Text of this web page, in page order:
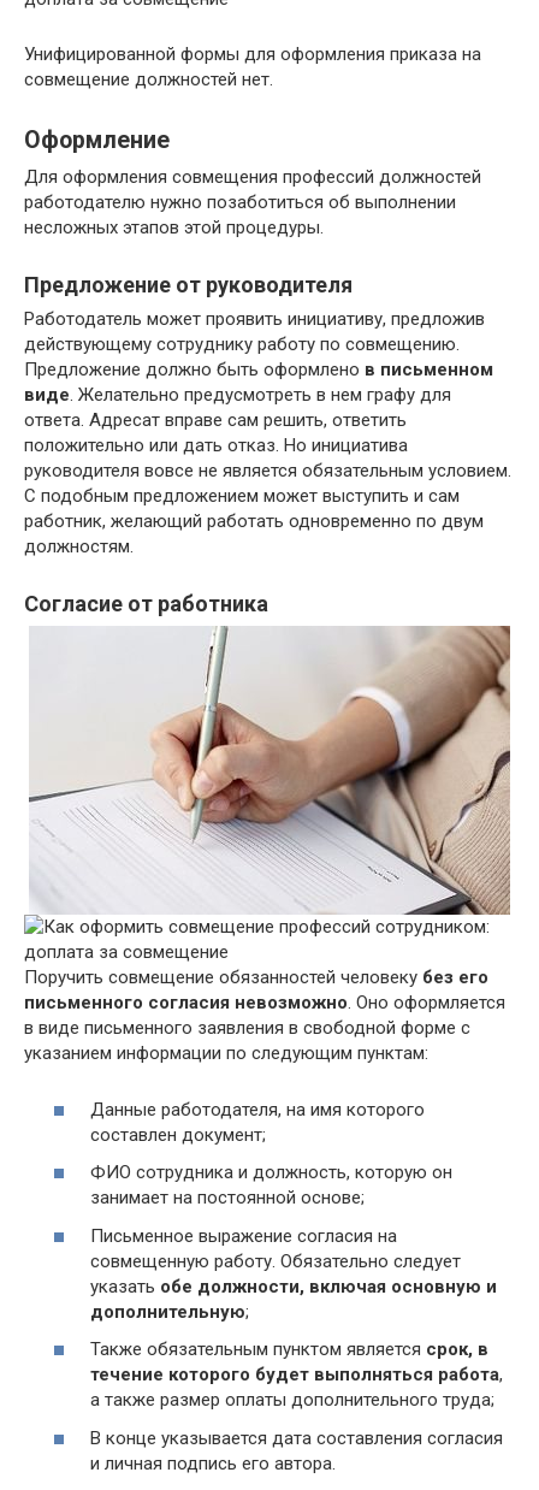
Унифицированной формы для оформления приказа на
совмещение должностей нет.
Оформление
Для оформления совмещения профессий должностей
работодателю нужно позаботиться об выполнении
несложных этапов этой процедуры.
Предложение от руководителя
Работодатель может проявить инициативу, предложив
действующему сотруднику работу по совмещению.
Предложение должно быть оформлено в письменном
виде. Желательно предусмотреть в нем графу для
ответа. Адресат вправе сам решить, ответить
положительно или дать отказ. Но инициатива
руководителя вовсе не является обязательным условием.
С подобным предложением может выступить и сам
работник, желающий работать одновременно по двум
должностям.
Согласие от работника
Поручить совмещение обязанностей человеку без его
письменного согласия невозможно. Оно оформляется
в виде письменного заявления в свободной форме с
указанием информации по следующим пунктам:
Данные работодателя, на имя которого
составлен документ;
ФИО сотрудника и должность, которую он
занимает на постоянной основе;
Письменное выражение согласия на
совмещенную работу. Обязательно следует
указать обе должности, включая основную и
дополнительную;
Также обязательным пунктом является срок, в
течение которого будет выполняться работа,
а также размер оплаты дополнительного труда;
В конце указывается дата составления согласия
и личная подпись его автора.